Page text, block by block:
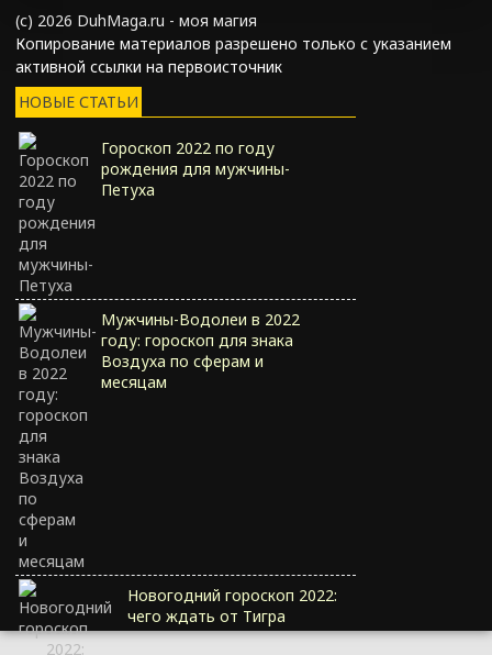
(с) 2026 DuhMaga.ru - моя магия
Копирование материалов разрешено только с указанием
активной ссылки на первоисточник
НОВЫЕ СТАТЬИ
Гороскоп 2022 по году
рождения для мужчины-
Петуха
Мужчины-Водолеи в 2022
году: гороскоп для знака
Воздуха по сферам и
месяцам
Новогодний гороскоп 2022:
чего ждать от Тигра